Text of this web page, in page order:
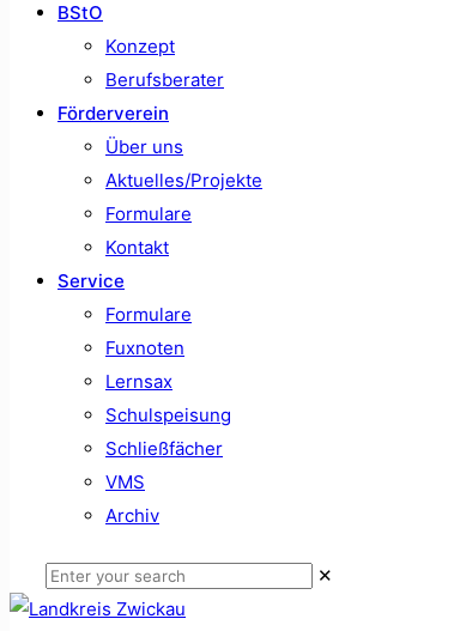
BStO
Konzept
Berufsberater
Förderverein
Über uns
Aktuelles/Projekte
Formulare
Kontakt
Service
Formulare
Fuxnoten
Lernsax
Schulspeisung
Schließfächer
VMS
Archiv
✕